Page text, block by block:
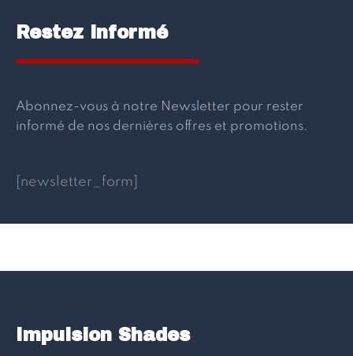
Restez informé
Abonnez-vous à notre Newsletter pour rester
informé de nos dernières offres et promotions.
[newsletter_form]
Impulsion Shades